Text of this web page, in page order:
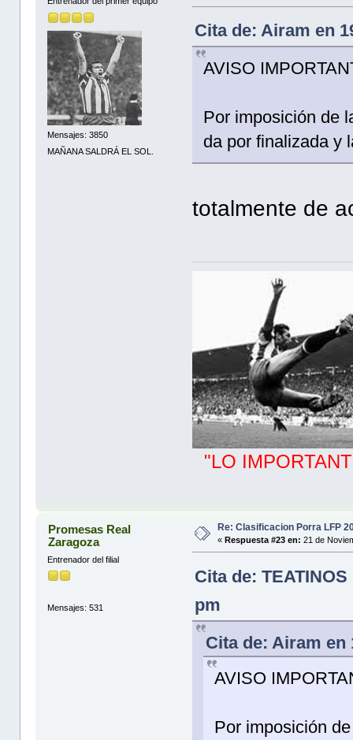
Mensajes: 3850
MAÑANA SALDRÁ EL SOL.
Cita de: Airam en
AVISO
Por imposición de
da por finalizada y
totalmente de
"LO
Promesas Real
Zaragoza
Entrenador del filial
Mensajes: 531
Re: Clasificacion Porra LFP
«Respuesta #23 en: 21 de
Cita de:
pm
Cita de: Airam en
AVISO
Por imposición